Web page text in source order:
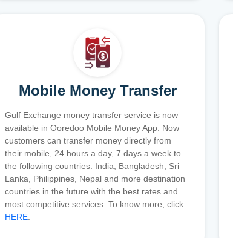
Mobile Money Transfer
Gulf Exchange money transfer service is now
available in Ooredoo Mobile Money App. Now
customers can transfer money directly from
their mobile, 24 hours a day, 7 days a week to
the following countries: India, Bangladesh, Sri
Lanka, Philippines, Nepal and more destination
countries in the future with the best rates and
most competitive services. To know more, click
HERE.